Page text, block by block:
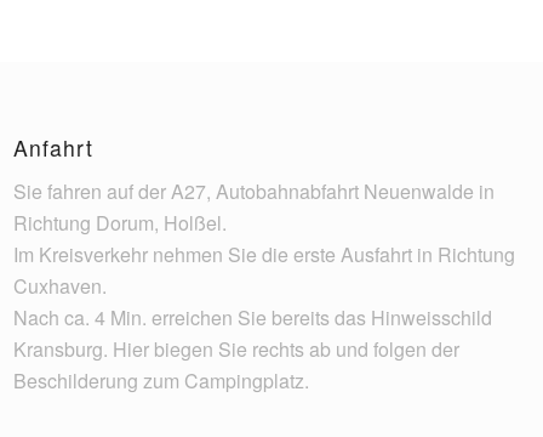
Anfahrt
Sie fahren auf der A27, Autobahnabfahrt Neuenwalde in
Richtung Dorum, Holßel.
Im Kreisverkehr nehmen Sie die erste Ausfahrt in Richtung
Cuxhaven.
Nach ca. 4 Min. erreichen Sie bereits das Hinweisschild
Kransburg. Hier biegen Sie rechts ab und folgen der
Beschilderung zum Campingplatz.